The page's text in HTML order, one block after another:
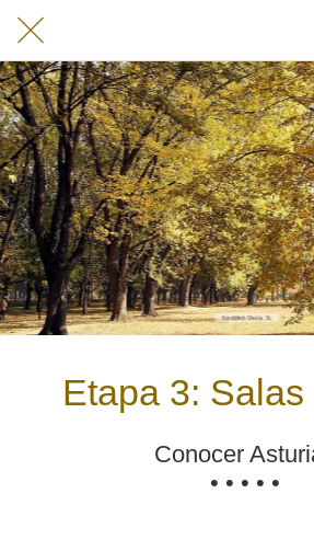
Etapa 3: Salas
Conocer
• • • • •